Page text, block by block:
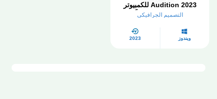
Audition 2023 للكمبيوتر
كامل مفعل مجاناً
التصميم الجرافيكي
ويندوز 2023